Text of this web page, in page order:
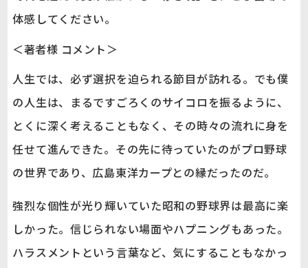
体感してください。
＜著者様 コメント＞
人生では、必ず選択を迫られる節目が訪れる。でも僕
の人生は、まるですごろくのサイコロを振るように、
とくに深く考えることもなく、その時々の流れに身を
任せて進んできた。その先に待っていたのがプロ野球
の世界であり、広島東洋カープとの縁だったのだ。
強烈な個性が光り輝いていた昭和の野球界は最高に楽
しかった。信じられない場面やハプニングもあった。
ハラスメントという言葉など、気にすることもなかっ